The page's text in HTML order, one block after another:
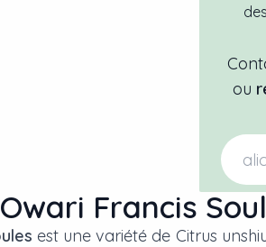
ou
Francis
est une variété de Citrus